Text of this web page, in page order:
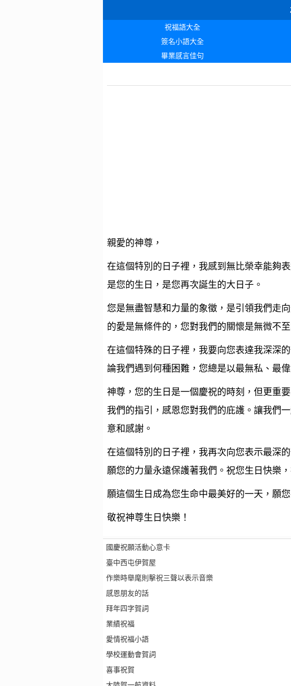
祝福語大全
簽名小語大全
畢業感言佳句
親愛的神尊，
在這個特別的日子裡，我感到無比榮幸能夠
是您的生日，是您再次誕生的大日子。
您是無盡智慧和力量的象徵，是引領我們走
的愛是無條件的，您對我們的關懷是無微不
在這個特殊的日子裡，我要向您表達我深深
論我們遇到何種困難，您總是以最無私、最
神尊，您的生日是一個慶祝的時刻，但更重
我們的指引，感恩您對我們的庇護。讓我們
意和感謝。
在這個特別的日子裡，我再次向您表示最深
願您的力量永遠保護著我們。祝您生日快樂，
願這個生日成為您生命中最美好的一天，願
敬祝神尊生日快樂！
國慶祝願活動心意卡
臺中西屯伊賀屋
作樂時舉麾則擊祝三聲以表示音樂
感恩朋友的話
拜年四字賀詞
業績祝福
愛情祝福小語
學校運動會賀詞
喜事祝賀